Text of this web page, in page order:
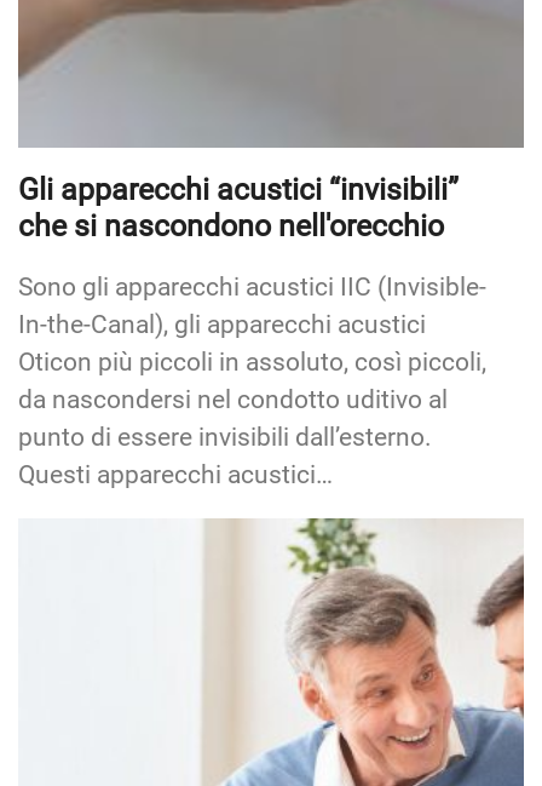
Gli apparecchi acustici “invisibili”
che si nascondono nell'orecchio
Sono gli apparecchi acustici IIC (Invisible-
In-the-Canal), gli apparecchi acustici
Oticon più piccoli in assoluto, così piccoli,
da nascondersi nel condotto uditivo al
punto di essere invisibili dall’esterno.
Questi apparecchi acustici…